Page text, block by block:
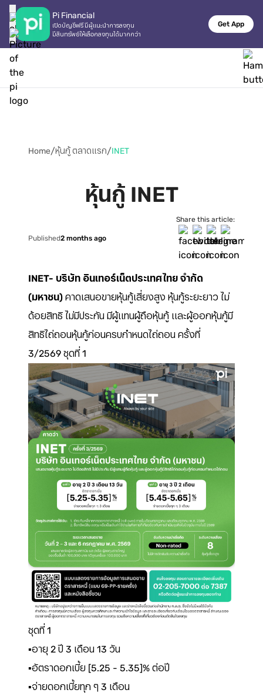
Pi Financial
เปิดบัญชีฟรี มีผู้แนะนำการลงทุน
มีสินทรัพย์ให้เลือกลงทุนได้มากกว่า
Get App
Home/หุ้นกู้ ตลาดแรก/INET
หุ้นกู้ INET
Published2 months ago
Share this article:
INET- บริษัท อินเทอร์เน็ตประเทศไทย จำกัด
(มหาชน) คาดเสนอขายหุ้นกู้เสี่ยงสูง หุ้นกู้ระยะยาว ไม่
ด้อยสิทธิ ไม่มีประกัน มีผู้แทนผู้ถือหุ้นกู้ และผู้ออกหุ้นกู้มี
สิทธิไถ่ถอนหุ้นกู้ก่อนครบกำหนดไถ่ถอน ครั้งที่
3/2569 ชุดที่ 1
ชุดที่ 1
▪️อายุ 2 ปี 3 เดือน 13 วัน
▪️อัตราดอกเบี้ย [5.25 - 5.35]% ต่อปี
▪️จ่ายดอกเบี้ยทุก ๆ 3 เดือน